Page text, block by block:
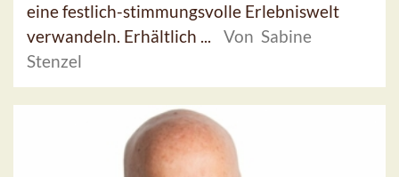
eine festlich-stimmungsvolle Erlebniswelt
verwandeln. Erhältlich ...
Von Sabine
Stenzel